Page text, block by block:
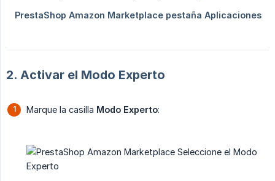
2. Activar el Modo Experto
Marque la casilla Modo Experto: